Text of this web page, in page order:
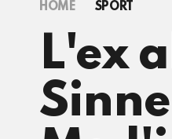
HOME SPORT
L'ex